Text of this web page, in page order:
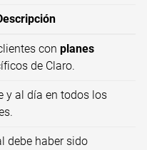
con planes
de Claro.
y al día en todos los
debe haber sido